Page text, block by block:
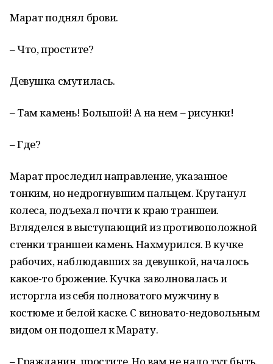
Марат поднял брови.
– Что, простите?
Девушка смутилась.
– Там камень! Большой! А на нем – рисунки!
– Где?
Марат проследил направление, указанное
тонким, но недрогнувшим пальцем. Крутанул
колеса, подъехал почти к краю траншеи.
Вгляделся в выступающий из противоположной
стенки траншеи камень. Нахмурился. В кучке
рабочих, наблюдавших за девушкой, началось
какое-то брожение. Кучка заволновалась и
исторгла из себя полноватого мужчину в
костюме и белой каске. С виновато-недовольным
видом он подошел к Марату.